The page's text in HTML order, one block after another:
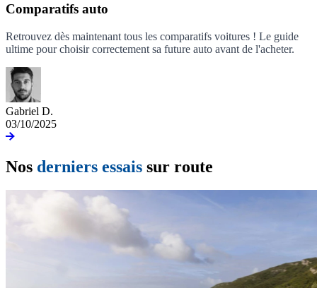
Comparatifs auto
Retrouvez dès maintenant tous les comparatifs voitures ! Le guide
ultime pour choisir correctement sa future auto avant de l'acheter.
Gabriel D.
03/10/2025
Nos derniers essais sur route